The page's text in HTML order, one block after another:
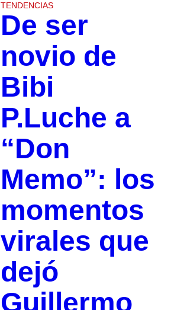
TENDENCIAS
De ser
novio de
Bibi
P.Luche a
“Don
Memo”: los
momentos
virales que
dejó
Guillermo